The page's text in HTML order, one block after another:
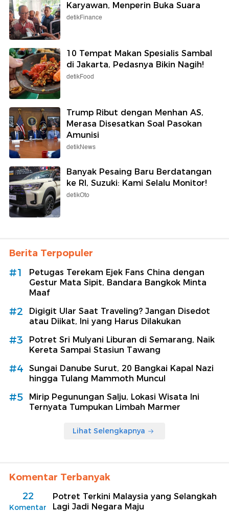
Karyawan, Menperin Buka Suara
detikFinance
10 Tempat Makan Spesialis Sambal
di Jakarta, Pedasnya Bikin Nagih!
detikFood
Trump Ribut dengan Menhan AS,
Merasa Disesatkan Soal Pasokan
Amunisi
detikNews
Banyak Pesaing Baru Berdatangan
ke RI, Suzuki: Kami Selalu Monitor!
detikOto
Berita Terpopuler
#1
Petugas Terekam Ejek Fans China dengan
Gestur Mata Sipit, Bandara Bangkok Minta
Maaf
#2
Digigit Ular Saat Traveling? Jangan Disedot
atau Diikat, Ini yang Harus Dilakukan
#3
Potret Sri Mulyani Liburan di Semarang, Naik
Kereta Sampai Stasiun Tawang
#4
Sungai Danube Surut, 20 Bangkai Kapal Nazi
hingga Tulang Mammoth Muncul
#5
Mirip Pegunungan Salju, Lokasi Wisata Ini
Ternyata Tumpukan Limbah Marmer
Lihat Selengkapnya
Komentar Terbanyak
22
Komentar
Potret Terkini Malaysia yang Selangkah
Lagi Jadi Negara Maju